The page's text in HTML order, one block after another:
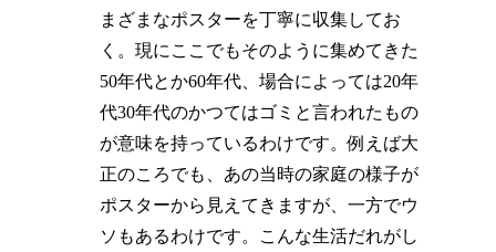
まざまなポスターを丁寧に収集してお
く。現にここでもそのように集めてきた
50年代とか60年代、場合によっては20年
代30年代のかつてはゴミと言われたもの
が意味を持っているわけです。例えば大
正のころでも、あの当時の家庭の様子が
ポスターから見えてきますが、一方でウ
ソもあるわけです。こんな生活だれがし